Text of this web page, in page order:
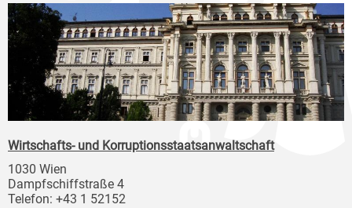
Wirtschafts- und Korruptionsstaatsanwaltschaft
1030 Wien
Dampfschiffstraße 4
Telefon: +43 1 52152